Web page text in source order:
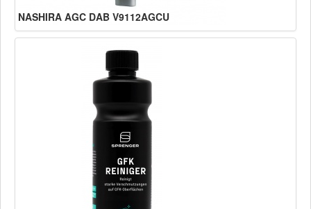
NASHIRA AGC DAB V9112AGCU